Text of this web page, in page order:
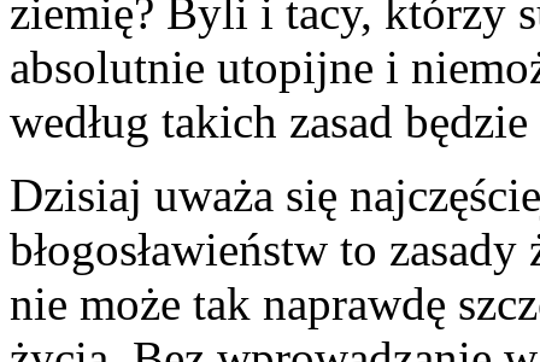
ziemię? Byli i tacy, którzy
absolutnie utopijne i
według takich zasad
Dzisiaj uważa się
błogosławieństw to
nie może tak naprawdę